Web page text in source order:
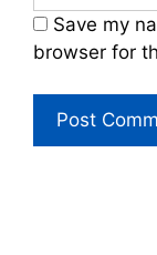
Save my
browser for